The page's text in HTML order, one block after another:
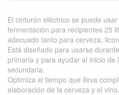
El cinturón eléctrico se puede
fermentación para recipientes 25
adecuado tanto para cerveza,
Está diseñado para usarse
primaria y para ayudar al inicio de
secundaria.
Optimiza el tiempo que lleva
elaboración de la cerveza y el vino.